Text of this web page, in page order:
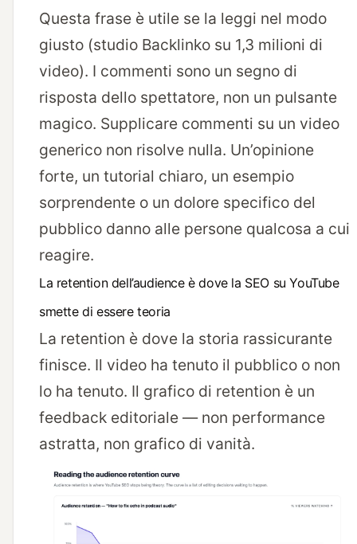
Questa frase è utile se la leggi nel modo
giusto (studio Backlinko su 1,3 milioni di
video). I commenti sono un segno di
risposta dello spettatore, non un pulsante
magico. Supplicare commenti su un video
generico non risolve nulla. Un’opinione
forte, un tutorial chiaro, un esempio
sorprendente o un dolore specifico del
pubblico danno alle persone qualcosa a cui
reagire.
La retention dell’audience è dove la SEO su YouTube
smette di essere teoria
La retention è dove la storia rassicurante
finisce. Il video ha tenuto il pubblico o non
lo ha tenuto. Il grafico di retention è un
feedback editoriale — non performance
astratta, non grafico di vanità.